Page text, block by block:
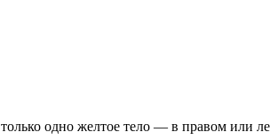
одно желтое тело — в правом или